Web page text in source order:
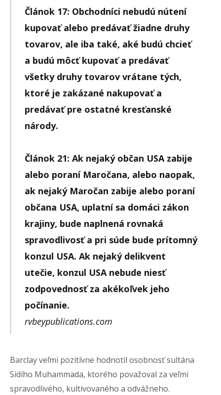
Článok 17: Obchodníci nebudú nútení
kupovať alebo predávať žiadne druhy
tovarov, ale iba také, aké budú chcieť
a budú môcť kupovať a predávať
všetky druhy tovarov vrátane tých,
ktoré je zakázané nakupovať a
predávať pre ostatné kresťanské
národy.
Článok 21: Ak nejaký občan USA zabije
alebo poraní Maročana, alebo naopak,
ak nejaký Maročan zabije alebo poraní
občana USA, uplatní sa domáci zákon
krajiny, bude naplnená rovnaká
spravodlivosť a pri súde bude prítomný
konzul USA. Ak nejaký delikvent
utečie, konzul USA nebude niesť
zodpovednosť za akékoľvek jeho
počínanie.
rvbeypublications.com
Barclay veľmi pozitívne hodnotil osobnosť sultána
Sídího Muhammada, ktorého považoval za veľmi
spravodlivého, kultivovaného a odvážneho.